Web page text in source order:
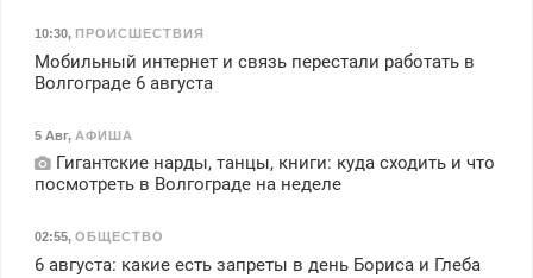
10:30, ПРОИСШЕСТВИЯ
Мобильный интернет и связь перестали работать в
Волгограде 6 августа
5 Авг, АФИША
Гигантские нарды, танцы, книги: куда сходить и что
посмотреть в Волгограде на неделе
02:55, ОБЩЕСТВО
6 августа: какие есть запреты в день Бориса и Глеба